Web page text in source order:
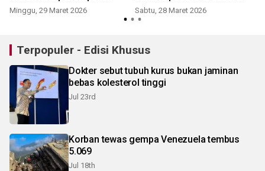
Minggu, 29 Maret 2026 Sabtu, 28 Maret 2026
Terpopuler - Edisi Khusus
Dokter sebut tubuh kurus bukan jaminan
bebas kolesterol tinggi
Jul 23rd
Korban tewas gempa Venezuela tembus
5.069
Jul 18th